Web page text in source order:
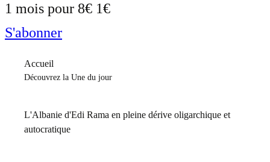
1 mois pour 8€ 1€
S'abonner
Accueil
Découvrez la Une du jour
L'Albanie d'Edi Rama en pleine dérive oligarchique et
autocratique